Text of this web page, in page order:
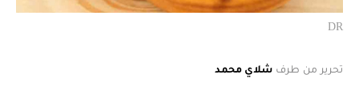
DR
تحرير من طرف شلاي محمد